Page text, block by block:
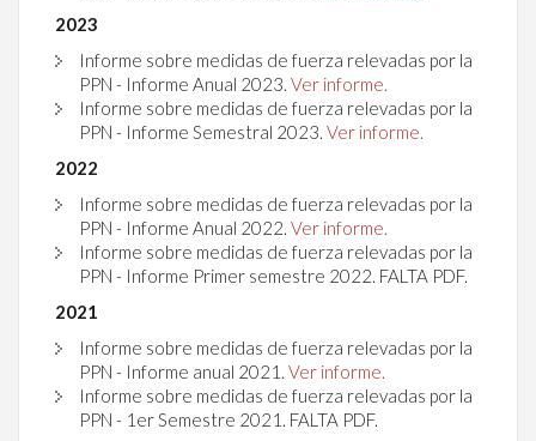
2023
Informe sobre medidas de fuerza relevadas por la
PPN - Informe Anual 2023. Ver informe.
Informe sobre medidas de fuerza relevadas por la
PPN - Informe Semestral 2023. Ver informe.
2022
Informe sobre medidas de fuerza relevadas por la
PPN - Informe Anual 2022. Ver informe.
Informe sobre medidas de fuerza relevadas por la
PPN - Informe Primer semestre 2022. FALTA PDF.
2021
Informe sobre medidas de fuerza relevadas por la
PPN - Informe anual 2021. Ver informe.
Informe sobre medidas de fuerza relevadas por la
PPN - 1er Semestre 2021. FALTA PDF.